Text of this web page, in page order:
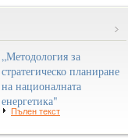
„Методология за
стратегическо планиране
на националната
енергетика"
Пълен текст